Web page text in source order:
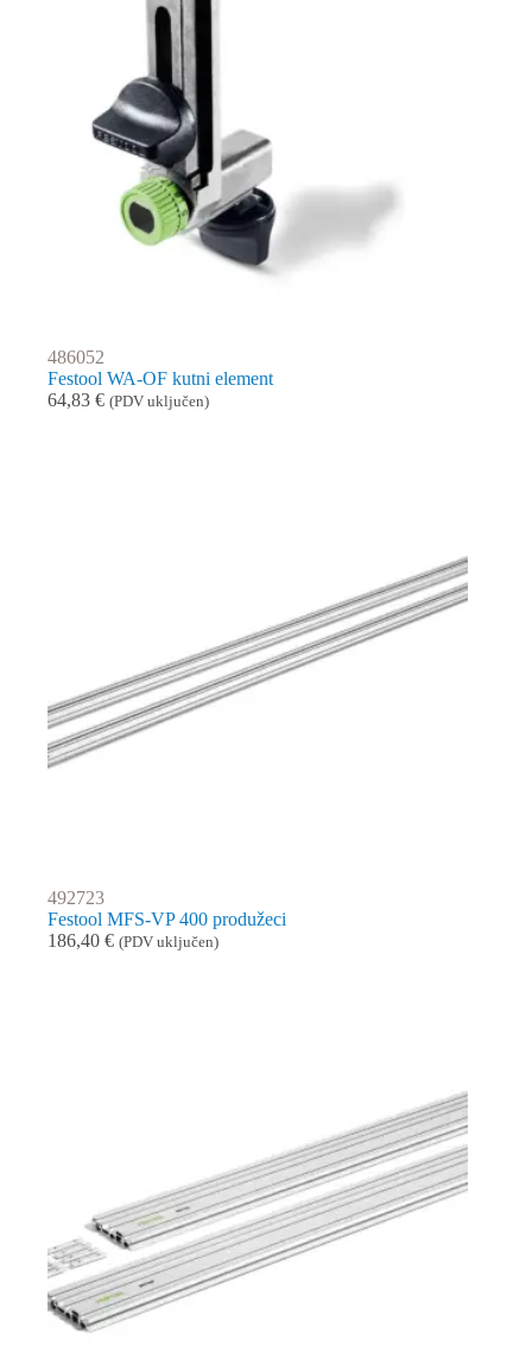
486052
Festool WA-OF kutni element
64,83 € (PDV uključen)
492723
Festool MFS-VP 400 produžeci
186,40 € (PDV uključen)